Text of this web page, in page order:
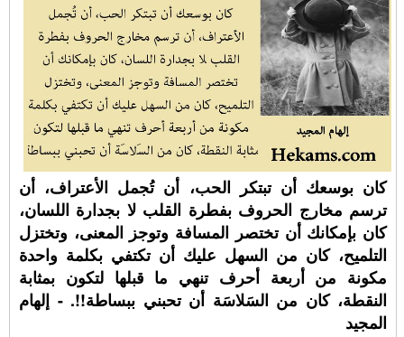
كان بوسعك أن تبتكر الحب، أن تُجمل الأعتراف، أن
ترسم مخارج الحروف بفطرة القلب لا بجدارة اللسان،
كان بإمكانك أن تختصر المسافة وتوجز المعنى، وتختزل
التلميح، كان من السهل عليك أن تكتفي بكلمة واحدة
مكونة من أربعة أحرف تنهي ما قبلها لتكون بمثابة
النقطة، كان من السَلاسَة أن تحبني ببساطة!!. - إلهام
المجيد